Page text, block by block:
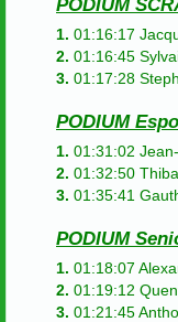
PODIUM
1. 01:16:17
2. 01:16:45
3. 01:17:28
PODIUM
1. 01:31:02
2. 01:32:50
3. 01:35:41
PODIUM
1. 01:18:07
2. 01:19:12
3. 01:21:45